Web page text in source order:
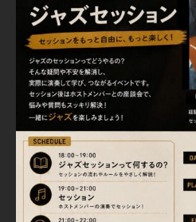
忘年会＆新年会 ご予約承り
☆窓辺から天文館ミリオネー
☆JAZZの生演奏を聴きなが
☆地産地消に拘ったフードメ
プラン内容はご予算とご要
で、お気軽にお問い合せくだ
https://jazzspotlileth.com/
6
Load